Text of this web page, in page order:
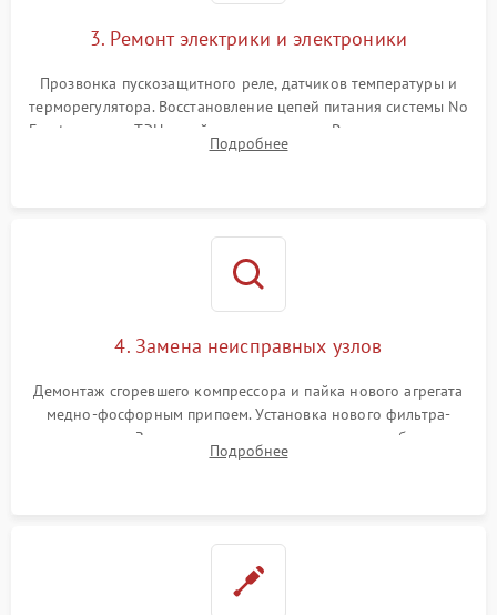
3. Ремонт электрики и электроники
Прозвонка пускозащитного реле, датчиков температуры и
терморегулятора. Восстановление цепей питания системы No
Frost, включая ТЭН оттайки и вентилятор. Ремонт или замена
платы управления при сбоях алгоритмов.
Подробнее
4. Замена неисправных узлов
Демонтаж сгоревшего компрессора и пайка нового агрегата
медно-фосфорным припоем. Установка нового фильтра-
осушителя. Замена изношенных вентиляторов обдува,
сломанных заслонок или поврежденных дверных петель.
Подробнее